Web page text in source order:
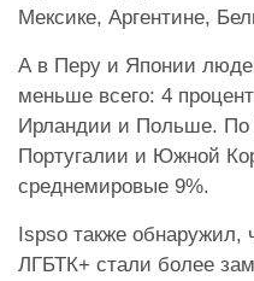
Мексике, Аргентине,
А в Перу и Японии
меньше всего: 4
Ирландии и Польше.
Португалии и Южной
среднемировые 9%.
Ispso также обнаружил,
ЛГБТК+ стали более